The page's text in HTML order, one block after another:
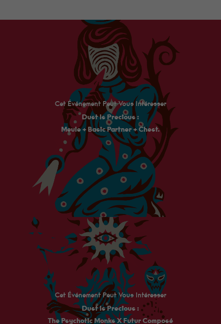
Cet Événement Peut Vous Intéresser
Dust Is Precious :
Meule + Basic Partner + Chest.
Cet Événement Peut Vous Intéresser
Dust Is Precious :
The Psychotic Monks X Futur Composé
Minimum
Ces cookies ne
sont pas
facultatifs. Ils
sont
nécessaires au
fonctionnement
du site Web.
Au catering
c'est Fanny qui
les cuisine, et
ils sont très
bon !
Statistiques
Afin que
nous
puissions
améliorer la
fonctionnalité
et la
structure du
site Web, en
fonction de la
manière dont
le site Web
est utilisé.
Expérience
Afin que notre
site Web
fonctionne au